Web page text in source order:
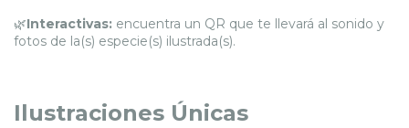
🌿Interactivas: encuentra un QR que te llevará al sonido y
fotos de la(s) especie(s) ilustrada(s).
Ilustraciones Únicas